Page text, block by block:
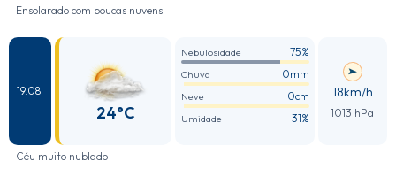
Ensolarado com poucas nuvens
19.08
24°C
Nebulosidade 75%
Chuva 0mm
Neve 0cm
Umidade 31%
18km/h
1013 hPa
Céu muito nublado